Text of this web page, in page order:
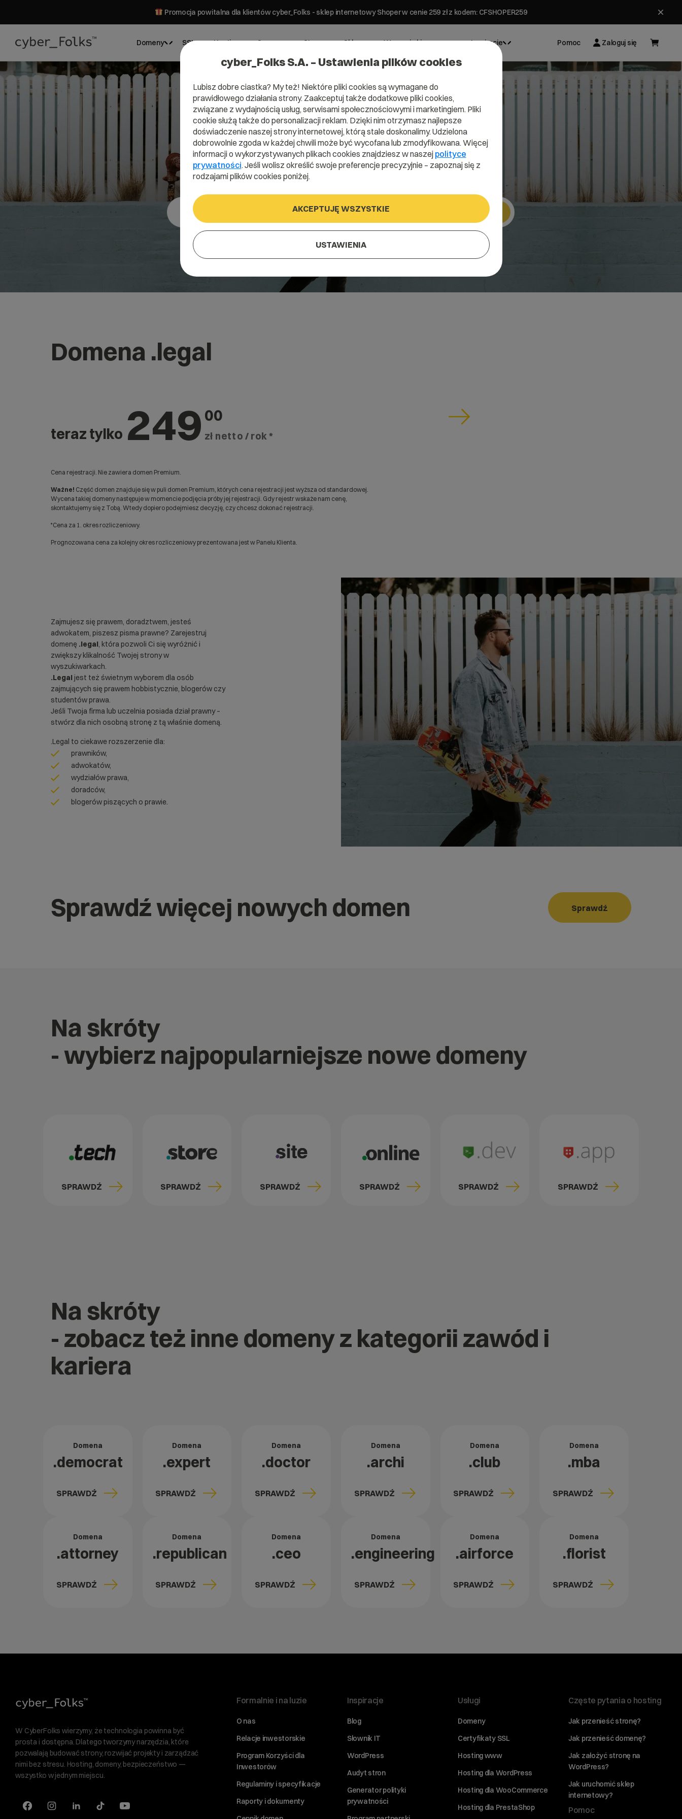
Promocja powitalna dla klientów cyber_Folks - sklep internetowy Shoper w cenie 259 zł z kodem: CFSHOPER259
Domeny SSL Hosting Serwery Strony Sklepy Wsparcie biznesowe Inspiracje Pomoc Zaloguj się
Domena .legal
Na prawo patrz
Domena .legal
teraz tylko 249 00
zł netto / rok *
Cena rejestracji. Nie zawiera domen Premium.
Ważne! Część domen znajduje się w puli domen Premium, których cena rejestracji jest wyższa od standardowej.
Wycena takiej domeny następuje w momencie podjęcia próby jej rejestracji. Gdy rejestr wskaże nam cenę,
skontaktujemy się z Tobą. Wtedy dopiero podejmiesz decyzję, czy chcesz dokonać rejestracji.
*Cena za 1. okres rozliczeniowy.
Prognozowana cena za kolejny okres rozliczeniowy prezentowana jest w Panelu Klienta.
Zajmujesz się prawem, doradztwem, jesteś
adwokatem, piszesz pisma prawne? Zarejestruj
domenę .legal, która pozwoli Ci się wyróżnić i
zwiększy klikalność Twojej strony w
wyszukiwarkach.
.Legal jest też świetnym wyborem dla osób
zajmujących się prawem hobbistycznie, blogerów czy
studentów prawa.
Jeśli Twoja firma lub uczelnia posiada dział prawny –
stwórz dla nich osobną stronę z tą właśnie domeną.
.Legal to ciekawe rozszerzenie dla:
prawników,
adwokatów,
wydziałów prawa,
doradców,
blogerów piszących o prawie.
Sprawdź więcej nowych domen Sprawdź
Na skróty
- wybierz najpopularniejsze nowe domeny
SPRAWDŹ SPRAWDŹ SPRAWDŹ SPRAWDŹ SPRAWDŹ SPRAWDŹ
Na skróty
- zobacz też inne domeny z kategorii zawód i
kariera
Domena
.democrat
SPRAWDŹ
Domena
.expert
SPRAWDŹ
Domena
.doctor
SPRAWDŹ
Domena
.archi
SPRAWDŹ
Domena
.club
SPRAWDŹ
Domena
.mba
SPRAWDŹ
Domena
.attorney
SPRAWDŹ
Domena
.republican
SPRAWDŹ
Domena
.ceo
SPRAWDŹ
Domena
.engineering
SPRAWDŹ
Domena
.airforce
SPRAWDŹ
Domena
.florist
SPRAWDŹ
W CyberFolks wierzymy, że technologia powinna być
prosta i dostępna. Dlatego tworzymy narzędzia, które
pozwalają budować strony, rozwijać projekty i zarządzać
nimi bez stresu. Hosting, domeny, bezpieczeństwo —
wszystko w jednym miejscu.
Formalnie i na luzie
O nas
Relacje inwestorskie
Program Korzyści dla
Inwestorów
Regulaminy i specyfikacje
Raporty i dokumenty
Inspiracje
Blog
Słownik IT
WordPress
Audyt stron
Generator polityki
prywatności
Usługi
Domeny
Certyfikaty SSL
Hosting www
Hosting dla WordPress
Hosting dla WooCommerce
Hosting dla PrestaShop
Częste pytania o hosting
Jak przenieść stronę?
Jak przenieść domenę?
Jak założyć stronę na
WordPress?
Jak uruchomić sklep
internetowy?
Pomoc
cyber_Folks S.A. – Ustawienia plików cookies
Lubisz dobre ciastka? My też! Niektóre pliki cookies są wymagane do
prawidłowego działania strony. Zaakceptuj także dodatkowe pliki cookies,
związane z wydajnością usług, serwisami społecznościowymi i marketingiem. Pliki
cookie służą także do personalizacji reklam. Dzięki nim otrzymasz najlepsze
doświadczenie naszej strony internetowej, którą stale doskonalimy. Udzielona
dobrowolnie zgoda w każdej chwili może być wycofana lub zmodyfikowana. Więcej
informacji o wykorzystywanych plikach cookies znajdziesz w naszej polityce
prywatności. Jeśli wolisz określić swoje preferencje precyzyjnie – zapoznaj się z
rodzajami plików cookies poniżej.
AKCEPTUJĘ WSZYSTKIE
USTAWIENIA